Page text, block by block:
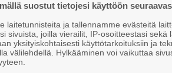
suostut tietojesi käyttöön
laitetunnisteita ja tallennamme evästeitä
sivuista, joilla vierailit, IP-osoitteestasi sekä
yksityiskohtaisesti käyttötarkoituksiin ja
välilehdellä. Hylkääminen voi vaikuttaa